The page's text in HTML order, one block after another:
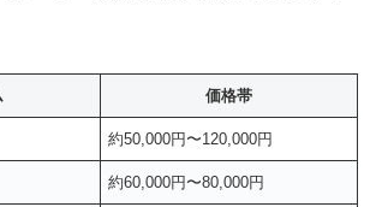
価格帯
約50,000円〜120,000円
約60,000円〜80,000円